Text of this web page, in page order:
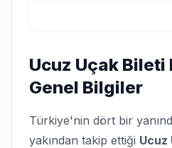
Ucuz Uçak Bileti
Genel Bilgiler
Türkiye'nin dört bir
yakından takip ettiği Ucuz